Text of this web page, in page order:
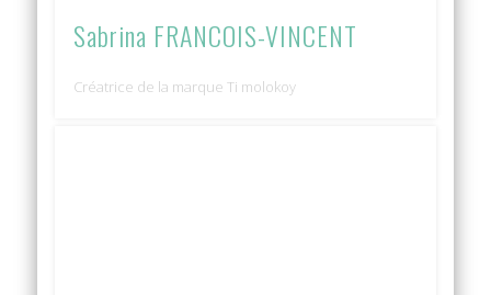
Sabrina FRANCOIS-VINCENT
Créatrice de la marque Ti molokoy